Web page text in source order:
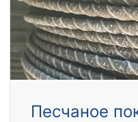
Песчаное